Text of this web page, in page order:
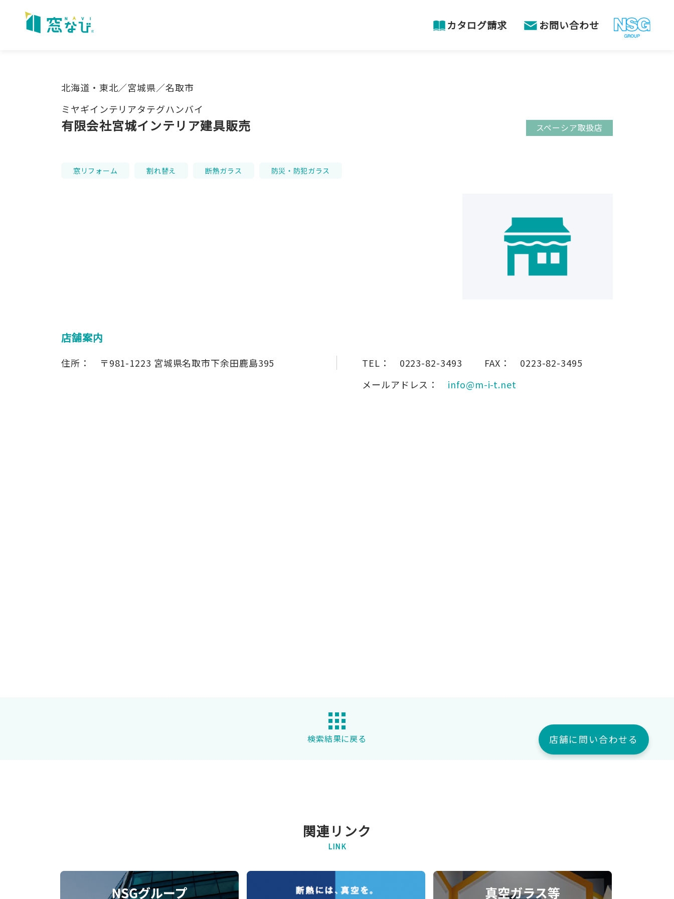
content
カタログ請求 お問い合わせ
北海道・東北／宮城県／名取市
ミヤギインテリアタテグハンバイ
有限会社宮城インテリア建具販売 スペーシア取扱店
窓リフォーム 割れ替え 断熱ガラス 防災・防犯ガラス
店舗案内
住所： 〒981-1223 宮城県名取市下余田鹿島395 TEL： 0223-82-3493 FAX：
0223-82-3495
メールアドレス：
info@m-i-t.net
検索結果に戻る
関連リンク
LINK
店舗に問い合わせる